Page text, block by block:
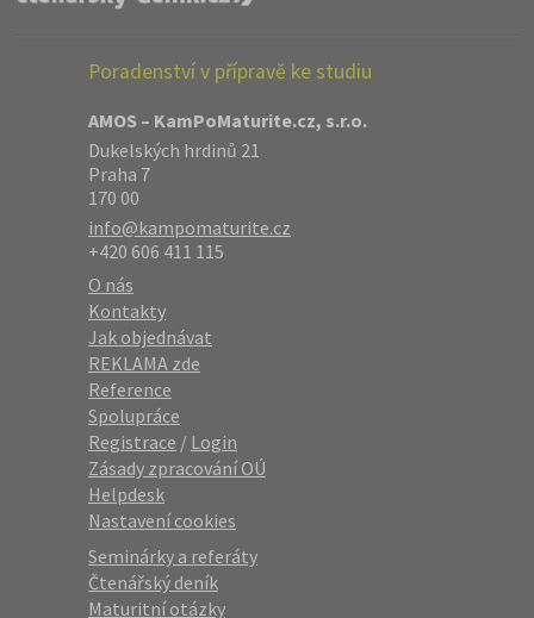
Poradenství v přípravě ke studiu
AMOS – KamPoMaturite.cz, s.r.o.
Dukelských hrdinů 21
Praha 7
170 00
info@kampomaturite.cz
+420 606 411 115
O nás
Kontakty
Jak objednávat
REKLAMA zde
Reference
Spolupráce
Registrace / Login
Zásady zpracování OÚ
Helpdesk
Nastavení cookies
Seminárky a referáty
Čtenářský deník
Maturitní otázky